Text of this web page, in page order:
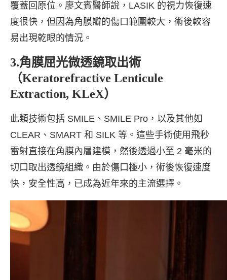
覆蓋回原位。廖文賓醫師說，LASIK 的視力恢復速
度很快，但因為角膜瓣的傷口範圍較大，術後較容
易出現乾眼的情況。
3.角膜屈光微透鏡取出術
（Keratorefractive Lenticule
Extraction, KLeX）
此類技術包括 SMILE、SMILE Pro，以及其他如
CLEAR、SMART 和 SILK 等。這些手術使用飛秒
雷射直接在角膜內層建模，然後透過小至 2 毫米的
切口取出透鏡組織。由於傷口極小，術後恢復速度
快，安全性高，已成為近年來的主流選擇。